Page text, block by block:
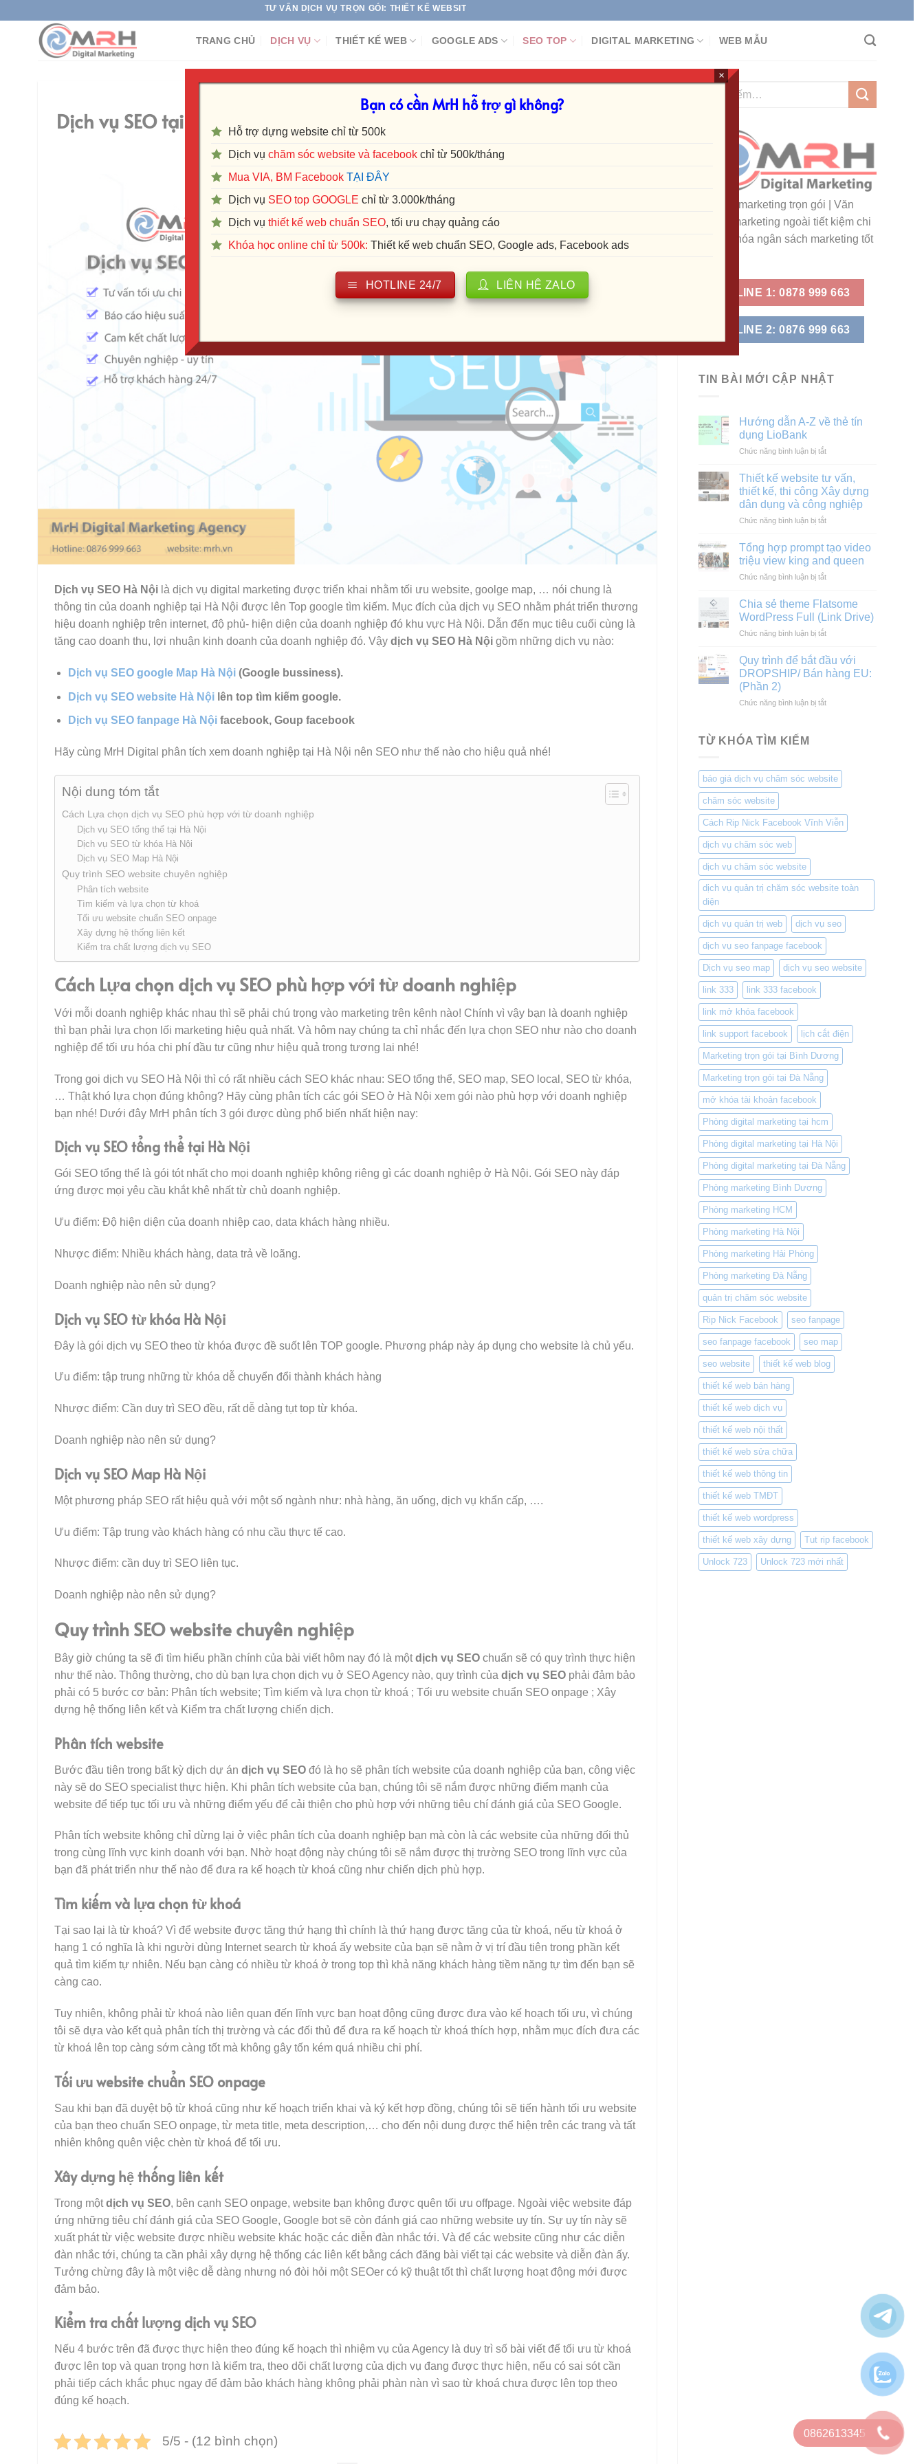
TƯ VẤN DỊCH VỤ TRỌN GÓI: THIẾT KẾ WEBSITE | SEO TOP GOOGLE | CHẠY QUẢNG CÁO ĐA KÊNH
TRANG CHỦ DỊCH VỤ THIẾT KẾ WEB GOOGLE ADS SEO TOP DIGITAL MARKETING WEB MẪU
DỊCH VỤ
Dịch vụ SEO tại Hà Nội – Quy trình SEO chuyên nghiệp lên top nhanh
Dịch vụ SEO Hà Nộilà dịch vụ digital marketing được triển khai nhằm tối ưu website, goolge map, … nói chung là
thông tin của doanh nghiệp tại Hà Nội được lên Top google tìm kiếm. Mục đích của dịch vụ SEO nhằm phát triển thương
hiệu doanh nghiệp trên internet, độ phủ- hiện diện của doanh nghiệp đó khu vực Hà Nội. Dẫn đến mục tiêu cuối cùng là
tăng cao doanh thu, lợi nhuận kinh doanh của doanh nghiệp đó. Vậy dịch vụ SEO Hà Nộigồm những dịch vụ nào:
Dịch vụ SEO google Map Hà Nội (Google bussiness).
Dịch vụ SEO website Hà Nội lên top tìm kiếm google.
Dịch vụ SEO fanpage Hà Nội facebook, Goup facebook
Hãy cùng MrH Digital phân tích xem doanh nghiệp tại Hà Nội nên SEO như thế nào cho hiệu quả nhé!
Nội dung tóm tắt
Cách Lựa chọn dịch vụ SEO phù hợp với từ doanh nghiệp
Dịch vụ SEO tổng thể tại Hà Nội
Dịch vụ SEO từ khóa Hà Nội
Dịch vụ SEO Map Hà Nội
Quy trình SEO website chuyên nghiệp
Phân tích website
Tìm kiếm và lựa chọn từ khoá
Tối ưu website chuẩn SEO onpage
Xây dựng hệ thống liên kết
Kiểm tra chất lượng dịch vụ SEO
Cách Lựa chọn dịch vụ SEO phù hợp với từ doanh nghiệp
Với mỗi doanh nghiệp khác nhau thì sẽ phải chú trọng vào marketing trên kênh nào! Chính vì vậy bạn là doanh nghiệp
thì bạn phải lựa chọn lối marketing hiệu quả nhất. Và hôm nay chúng ta chỉ nhắc đến lựa chọn SEO như nào cho doanh
nghiệp để tối ưu hóa chi phí đầu tư cũng như hiệu quả trong tương lai nhé!
Trong goi dịch vụ SEO Hà Nội thì có rất nhiều cách SEO khác nhau: SEO tổng thể, SEO map, SEO local, SEO từ khóa,
… Thật khó lựa chọn đúng không? Hãy cùng phân tích các gói SEO ở Hà Nội xem gói nào phù hợp với doanh nghiệp
bạn nhé! Dưới đây MrH phân tích 3 gói được dùng phổ biến nhất hiện nay:
Dịch vụ SEO tổng thể tại Hà Nội
Gói SEO tổng thể là gói tót nhất cho mọi doanh nghiệp không riêng gì các doanh nghiệp ở Hà Nội. Gói SEO này đáp
ứng được mọi yêu cầu khắt khê nhất từ chủ doanh nghiệp.
Ưu điểm: Độ hiện diện của doanh nhiệp cao, data khách hàng nhiều.
Nhược điểm: Nhiều khách hàng, data trả về loãng.
Doanh nghiệp nào nên sử dụng?
Dịch vụ SEO từ khóa Hà Nội
Đây là gói dịch vụ SEO theo từ khóa được đề suốt lên TOP google. Phương pháp này áp dụng cho website là chủ yếu.
Ưu điểm: tập trung những từ khóa dễ chuyển đổi thành khách hàng
Nhược điểm: Cần duy trì SEO đều, rất dễ dàng tụt top từ khóa.
Doanh nghiệp nào nên sử dụng?
Dịch vụ SEO Map Hà Nội
Một phương pháp SEO rất hiệu quả với một số ngành như: nhà hàng, ăn uống, dịch vụ khẩn cấp, ….
Ưu điểm: Tập trung vào khách hàng có nhu cầu thực tế cao.
Nhược điểm: cần duy trì SEO liên tục.
Doanh nghiệp nào nên sử dụng?
Quy trình SEO website chuyên nghiệp
Bây giờ chúng ta sẽ đi tìm hiểu phần chính của bài viết hôm nay đó là mộtdịch vụ SEOchuẩn sẽ có quy trình thực hiện
như thế nào. Thông thường, cho dù bạn lựa chọn dịch vụ ở SEO Agency nào, quy trình của dịch vụ SEOphải đảm bảo
phải có 5 bước cơ bản: Phân tích website; Tìm kiếm và lựa chọn từ khoá ; Tối ưu website chuẩn SEO onpage ; Xây
dựng hệ thống liên kết và Kiểm tra chất lượng chiến dịch.
Phân tích website
Bước đầu tiên trong bất kỳ dịch dự án dịch vụ SEOđó là họ sẽ phân tích website của doanh nghiệp của bạn, công việc
này sẽ do SEO specialist thực hiện. Khi phân tích website của bạn, chúng tôi sẽ nắm được những điểm mạnh của
website để tiếp tục tối ưu và những điểm yếu để cải thiện cho phù hợp với những tiêu chí đánh giá của SEO Google.
Phân tích website không chỉ dừng lại ở việc phân tích của doanh nghiệp bạn mà còn là các website của những đối thủ
trong cùng lĩnh vực kinh doanh với bạn. Nhờ hoạt động này chúng tôi sẽ nắm được thị trường SEO trong lĩnh vực của
bạn đã phát triển như thế nào để đưa ra kế hoạch từ khoá cũng như chiến dịch phù hợp.
Tìm kiếm và lựa chọn từ khoá
Tại sao lại là từ khoá? Vì để website được tăng thứ hạng thì chính là thứ hạng được tăng của từ khoá, nếu từ khoá ở
hạng 1 có nghĩa là khi người dùng Internet search từ khoá ấy website của bạn sẽ nằm ở vị trí đầu tiên trong phần kết
quả tìm kiếm tự nhiên. Nếu bạn càng có nhiều từ khoá ở trong top thì khả năng khách hàng tiềm năng tự tìm đến bạn sẽ
càng cao.
Tuy nhiên, không phải từ khoá nào liên quan đến lĩnh vực bạn hoạt động cũng được đưa vào kế hoạch tối ưu, vì chúng
tôi sẽ dựa vào kết quả phân tích thị trường và các đối thủ để đưa ra kế hoạch từ khoá thích hợp, nhằm mục đích đưa các
từ khoá lên top càng sớm càng tốt mà không gây tốn kém quá nhiều chi phí.
Tối ưu website chuẩn SEO onpage
Sau khi bạn đã duyệt bộ từ khoá cũng như kế hoạch triển khai và ký kết hợp đồng, chúng tôi sẽ tiến hành tối ưu website
của bạn theo chuẩn SEO onpage, từ meta title, meta description,… cho đến nội dung được thể hiện trên các trang và tất
nhiên không quên việc chèn từ khoá để tối ưu.
Xây dựng hệ thống liên kết
Trong mộtdịch vụ SEO, bên cạnh SEO onpage, website bạn không được quên tối ưu offpage. Ngoài việc website đáp
ứng những tiêu chí đánh giá của SEO Google, Google bot sẽ còn đánh giá cao những website uy tín. Sự uy tín này sẽ
xuất phát từ việc website được nhiều website khác hoặc các diễn đàn nhắc tới. Và để các website cũng như các diễn
đàn nhắc tới, chúng ta cần phải xây dựng hệ thống các liên kết bằng cách đăng bài viết tại các website và diễn đàn ấy.
Tưởng chừng đây là một việc dễ dàng nhưng nó đòi hỏi một SEOer có kỹ thuật tốt thì chất lượng hoạt động mới được
đảm bảo.
Kiểm tra chất lượng dịch vụ SEO
Nếu 4 bước trên đã được thực hiện theo đúng kế hoạch thì nhiệm vụ của Agency là duy trì số bài viết để tối ưu từ khoá
được lên top và quan trọng hơn là kiểm tra, theo dõi chất lượng của dịch vụ đang được thực hiện, nếu có sai sót cần
phải tiếp cách khắc phục ngay để đảm bảo khách hàng không phải phàn nàn vì sao từ khoá chưa được lên top theo
đúng kế hoạch.
5/5 - (12 bình chọn)
Dịch vụ marketing trọn gói | Văn
phòng marketing ngoài tiết kiệm chi
phí, ưu hóa ngân sách marketing tốt
HOTLINE 1: 0878 999 663
HOTLINE 2: 0876 999 663
TIN BÀI MỚI CẬP NHẬT
Hướng dẫn A-Z về thẻ tín
dụng LioBank
Chức năng bình luận bị tắtở
A-
Z
về
thẻ
dụng
LioBank
Thiết kế website tư vấn,
thiết kế, thi công Xây dựng
dân dụng và công nghiệp
Chức năng bình luận bị tắtở
kế
website
tư
vấn,
kế,
thi
Xây
dân
dụng
nghiệp
Tổng hợp prompt tạo video
triệu view king and queen
Chức năng bình luận bị tắtở
hợp
prompt
tạo
video
view
king
Chia sẻ theme Flatsome
WordPress Full (Link Drive)
Chức năng bình luận bị tắtở
sẻ
theme
Flatsome
Full
Quy trình để bắt đầu với
DROPSHIP/ Bán hàng EU:
(Phần 2)
Chức năng bình luận bị tắtở
với
DROPSHIP/
EU:
(Phần
TỪ KHÓA TÌM KIẾM
báo giá dịch vụ chăm sóc website
chăm sóc website
Cách Rip Nick Facebook Vĩnh Viễn
dịch vụ chăm sóc web
dịch vụ chăm sóc website
dịch vụ quản trị chăm sóc website toàn
diện
dịch vụ quản trị web dịch vụ seo
dịch vụ seo fanpage facebook
Dịch vụ seo map dịch vụ seo website
link 333 link 333 facebook
link mở khóa facebook
link support facebook lịch cắt điện
Marketing trọn gói tại Bình Dương
Marketing trọn gói tại Đà Nẵng
mở khóa tài khoản facebook
Phòng digital marketing tại hcm
Phòng digital marketing tại Hà Nội
Phòng digital marketing tại Đà Nẵng
Phòng marketing Bình Dương
Phòng marketing HCM
Phòng marketing Hà Nội
Phòng marketing Hải Phòng
Phòng marketing Đà Nẵng
quản trị chăm sóc website
Rip Nick Facebook seo fanpage
seo fanpage facebook seo map
seo website thiết kế web blog
thiết kế web bán hàng
thiết kế web dịch vụ
thiết kế web nội thất
thiết kế web sửa chữa
thiết kế web thông tin
thiết kế web TMĐT
thiết kế web wordpress
thiết kế web xây dựng Tut rip facebook
Unlock 723 Unlock 723 mới nhất
Bạn có cần MrH hỗ trợ gì không?
Hỗ trợ dựng website chỉ từ 500k
Dịch vụ chăm sóc website và facebook chỉ từ 500k/tháng
Mua VIA, BM FacebookTẠI ĐÂY
Dịch vụ SEO top GOOGLE chỉ từ 3.000k/tháng
Dịch vụ thiết kế web chuẩn SEO, tối ưu chạy quảng cáo
Khóa học online chỉ từ 500k: Thiết kế web chuẩn SEO, Google ads, Facebook ads
HOTLINE 24/7 LIÊN HỆ ZALO
×
0862613345